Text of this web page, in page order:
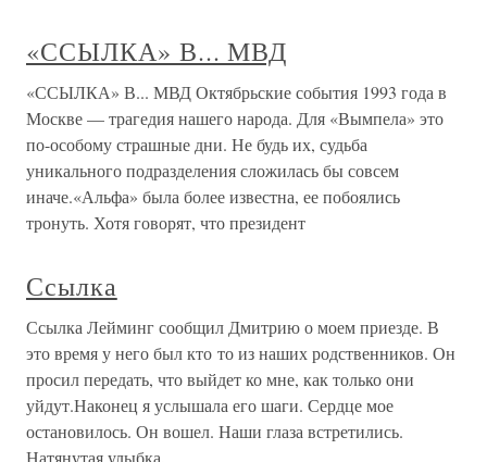
«ССЫЛКА» В... МВД
«ССЫЛКА» В... МВД Октябрьские события 1993 года в
Москве — трагедия нашего народа. Для «Вымпела» это
по-особому страшные дни. Не будь их, судьба
уникального подразделения сложилась бы совсем
иначе.«Альфа» была более известна, ее побоялись
тронуть. Хотя говорят, что президент
Ссылка
Ссылка Лейминг сообщил Дмитрию о моем приезде. В
это время у него был кто то из наших родственников. Он
просил передать, что выйдет ко мне, как только они
уйдут.Наконец я услышала его шаги. Сердце мое
остановилось. Он вошел. Наши глаза встретились.
Натянутая улыбка,